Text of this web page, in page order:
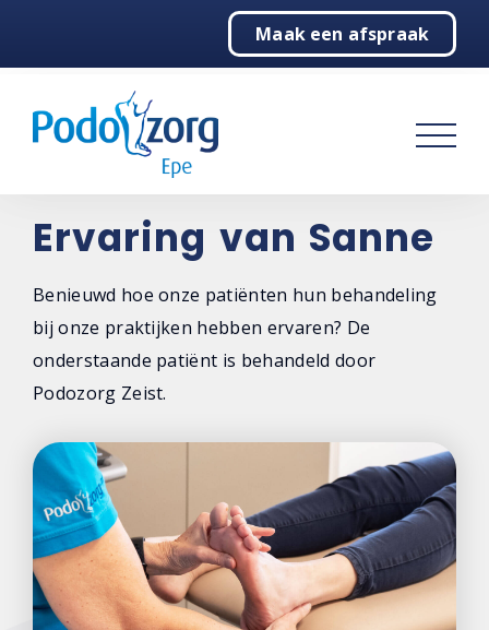
Maak een afspraak
Podologie
Behandelingen
Over ons
Ervaring van Sanne
Benieuwd hoe onze patiënten hun behandeling
bij onze praktijken hebben ervaren? De
onderstaande patiënt is behandeld door
Podozorg Zeist.